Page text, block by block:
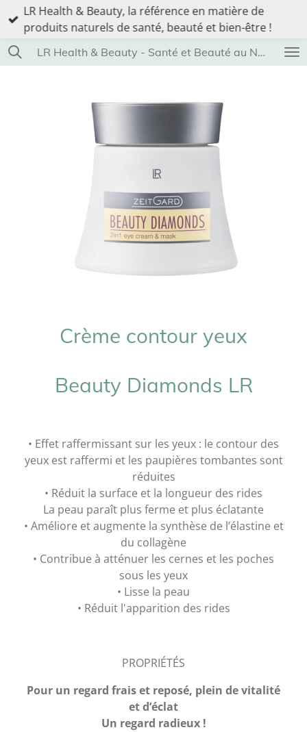
Passer
contenu
principal
LR Health & Beauty - Santé et Beauté au Naturel
LR Health & Beauty, la référence en matière de
produits naturels de santé, beauté et bien-être !
Crème contour yeux
Beauty Diamonds LR
• Effet raffermissant sur les yeux : le contour des
yeux est raffermi et les paupières tombantes sont
réduites
• Réduit la surface et la longueur des rides
La peau paraît plus ferme et plus éclatante
• Améliore et augmente la synthèse de l’élastine et
du collagène
• Contribue à atténuer les cernes et les poches
sous les yeux
• Lisse la peau
• Réduit l'apparition des rides
PROPRIÉTÉS
Pour un regard frais et reposé, plein de vitalité
et d’éclat
Un regard radieux !